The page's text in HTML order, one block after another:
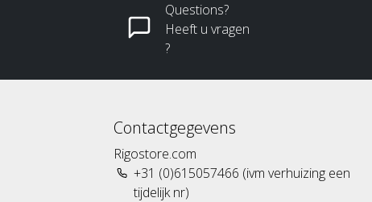
Questions?
Heeft u vragen
?
Contactgegevens
Rigostore.com
+31 (0)615057466 (ivm verhuizing een
tijdelijk nr)